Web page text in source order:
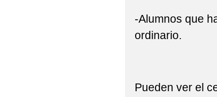
-Alumnos que
ordinario.
Pueden ver el